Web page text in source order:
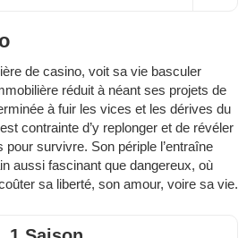
de casino, voit sa vie basculer
réduit à néant ses projets de
à fuir les vices et les dérives du
contrainte d’y replonger et de révéler
survivre. Son périple l’entraîne
aussi fascinant que dangereux, où
sa liberté, son amour, voire sa vie.